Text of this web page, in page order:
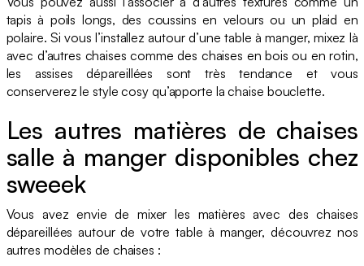
tapis à poils longs, des coussins en velours ou un plaid en
polaire. Si vous l’installez autour d’une table à manger, mixez là
avec d’autres chaises comme des chaises en bois ou en rotin,
les assises dépareillées sont très tendance et vous
conserverez le style cosy qu’apporte la chaise bouclette.
Les autres matières de chaises
salle à manger disponibles chez
sweeek
Vous avez envie de mixer les matières avec des chaises
dépareillées autour de votre table à manger, découvrez nos
autres modèles de chaises :